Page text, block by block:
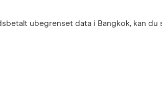
ubegrenset data i Bangkok, kan